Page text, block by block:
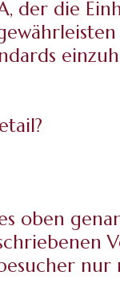
der die
oben
nur